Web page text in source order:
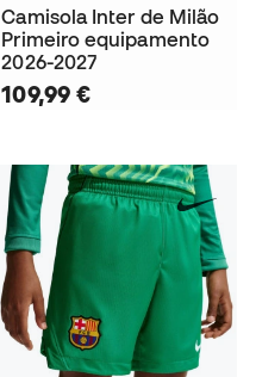
Camisola Inter de Milão
Primeiro equipamento
2026-2027
109,99 €